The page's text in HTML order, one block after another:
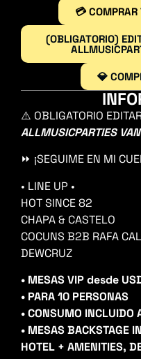
💳
(OBLIGATORIO)
💎
⚠️ OBLIGATORIO
ALLMUSICPARTIES
⏩ ¡SEGUIME EN MI
• LINE UP •
HOT SINCE 82
CHAPA & CASTELO
COCUNS B2B RAFA
DEWCRUZ
• MESAS VIP desde
• PARA 10 PERSONAS
• CONSUMO INCLUIDO
• MESAS BACKSTAGE
HOTEL + AMENITIES,